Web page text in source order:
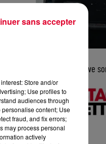
Bordeaux retrouve
Store and/or
Use profiles to
audiences through
content; Use
fraud, and fix errors;
may process personal
actively
sans accepter